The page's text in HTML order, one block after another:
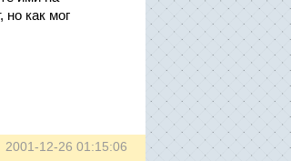
как мог
2001-12-26 01:15:06